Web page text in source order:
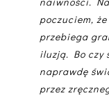
poczuciem,
przebiega
iluzją. Bo czy
naprawdę
przez